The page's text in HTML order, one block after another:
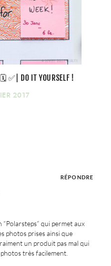
🗓 ✅| DO IT YOURSELF !
2017
“Polarsteps” qui permet aux
photos prises ainsi que
un produit pas mal qui
très facilement.
RÉPONDRE